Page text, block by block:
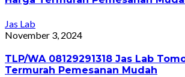
Jas Lab
November 3, 2024
TLP/WA 08129291318 Jas Lab
Termurah Pemesanan Mudah